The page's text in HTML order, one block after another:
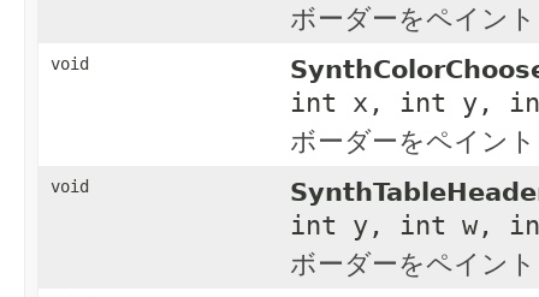
ボーダーをペイン
void
int x, int y,
ボーダーをペイン
void
int y, int w,
ボーダーをペイン